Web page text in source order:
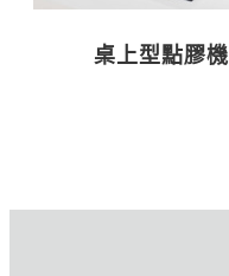
桌上型點膠機